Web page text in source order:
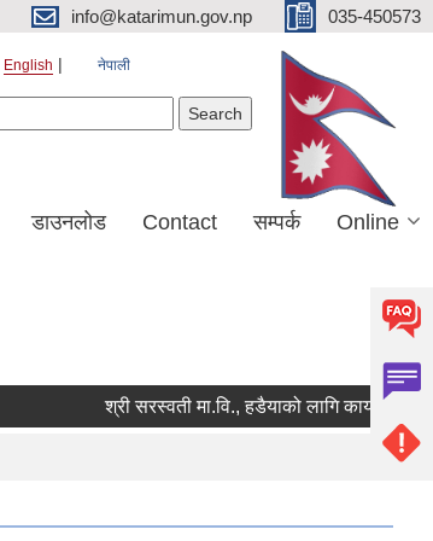
info@katarimun.gov.np 035-450573
English नेपाली
डाउनलोड Contact सम्पर्क Online
श्री सरस्वती मा.वि., हडैयाको लागि कार्यालय